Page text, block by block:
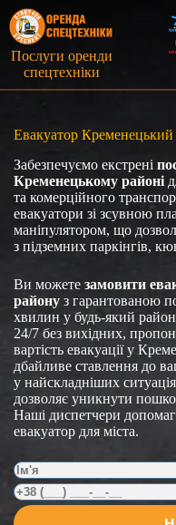
Перейти
до
вмісту
Послуги оренди
спецтехніки
Евакуатор Кременецький
Забезпечуємо екстрені
Кременецькому районі
та комерційного
евакуатори зі зсувною
маніпулятором, що
з підземних паркінгів,
Ви можете замовити
району з гарантованою
хвилин у будь-який
24/7 без вихідних,
вартість евакуації у
дбайливе ставлення до
у найскладніших
дозволяє уникнути
Наші диспетчери
евакуатор для міста.